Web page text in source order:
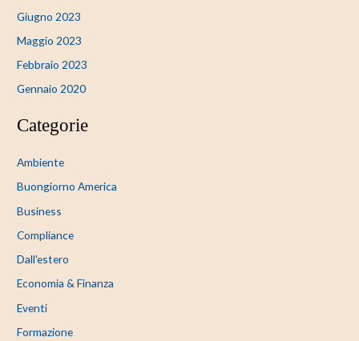
Giugno 2023
Maggio 2023
Febbraio 2023
Gennaio 2020
Categorie
Ambiente
Buongiorno America
Business
Compliance
Dall'estero
Economia & Finanza
Eventi
Formazione